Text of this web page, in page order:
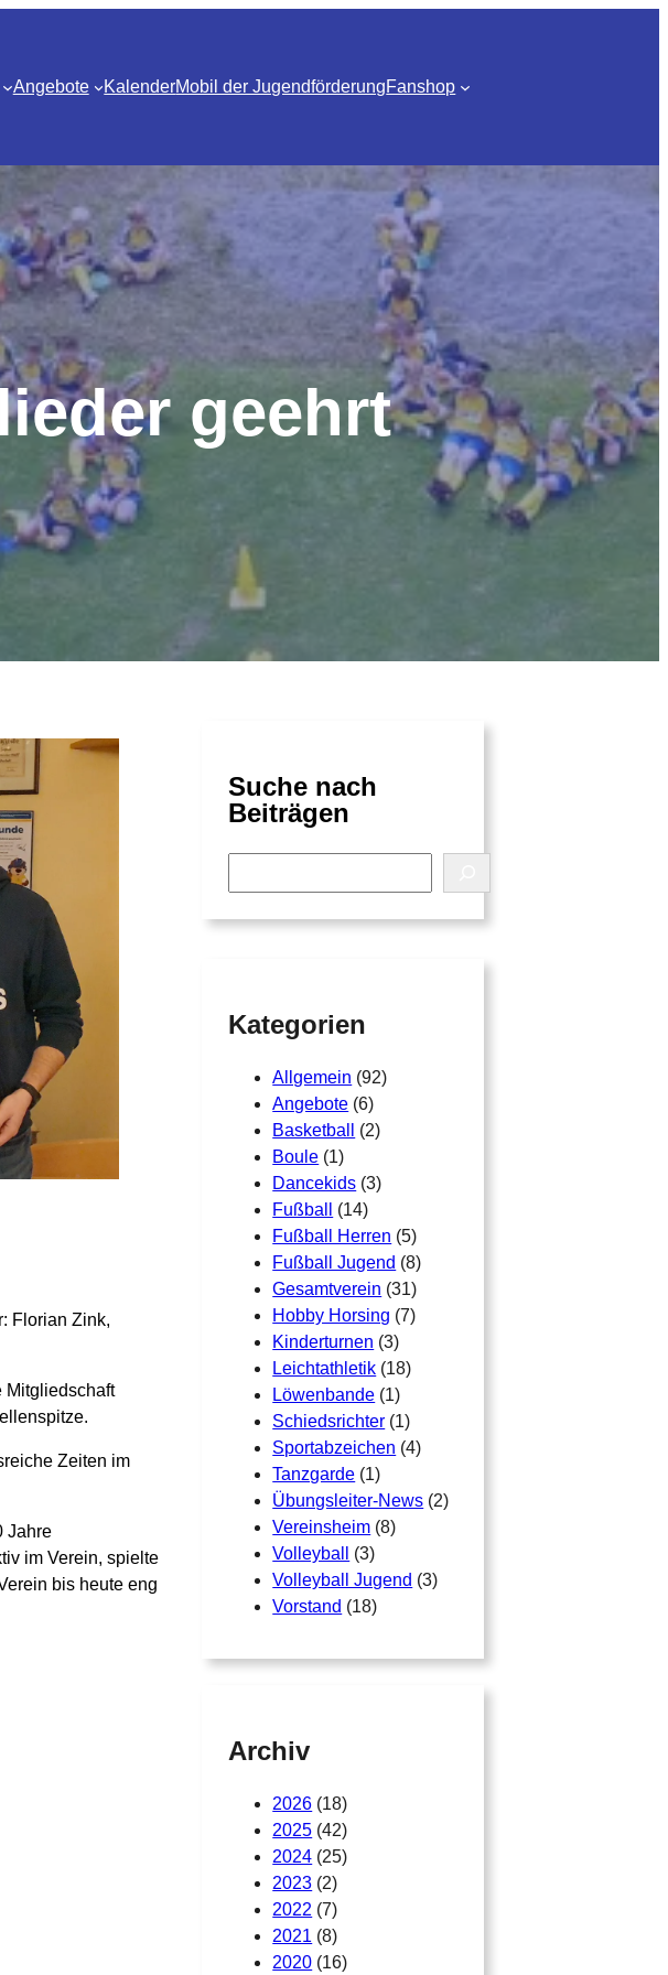
Angebote KalenderMobil der JugendförderungFanshop
geehrt
Florian Zink,
Mitgliedschaft
Zeiten im
Jahre
im Verein, spielte
bis heute eng
Suche nach
Beiträgen
e
a
Kategorien
Allgemein (92)
Angebote (6)
Basketball
(2)
Boule (1)
Dancekids (3)
Fußball
(14)
Fußball Herren (5)
Fußball Jugend (8)
Gesamtverein (31)
Hobby Horsing (7)
Kinderturnen (3)
Leichtathletik (18)
Löwenbande (1)
Schiedsrichter (1)
Sportabzeichen (4)
Tanzgarde (1)
Übungsleiter-News (2)
Vereinsheim (8)
Volleyball
(3)
Volleyball Jugend (3)
Vorstand (18)
Archiv
2026 (18)
2025 (42)
2024 (25)
2023 (2)
2022 (7)
2021 (8)
2020 (16)